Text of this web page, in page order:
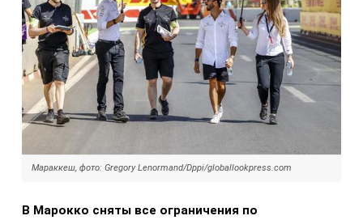
Мараккеш, фото: Gregory Lenormand/Dppi/globallookpress.com
В Марокко сняты все ограничения по